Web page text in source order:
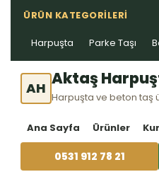
ÜRÜN KATEGORILERI
Harpuşta Parke Taşı
AH Aktaş
Harpuşta ve beton taş
Ana Sayfa Ürünler
0531 912 78 21